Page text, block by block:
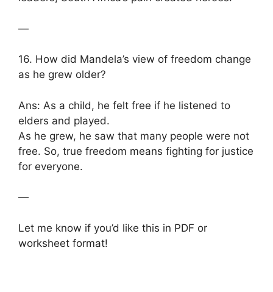
—
16. How did Mandela’s view of freedom change
as he grew older?
Ans: As a child, he felt free if he listened to
elders and played.
As he grew, he saw that many people were not
free. So, true freedom means fighting for justice
for everyone.
—
Let me know if you’d like this in PDF or
worksheet format!